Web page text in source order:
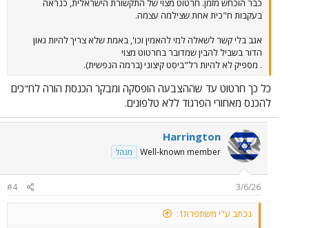
כבר הוכחש מזמן. חרטוט מצוי של התקשורת הישראלית, כנראה
בעקבות ח"כית אחת שצילמה עצמה.
אגב בלי קשר לשאלה למי להאמין וכו', באמת שלא צריך להיות גאון
הדור בשביל להבין שמדובר בחרטוט מצוי
. מספיק לא להיות רל"ביסט קיצוני (ברמה הנפשית).
כל כך חרטוט עד שההצבעה הופסקה ומבקר הכנסת הורה לח"כים
להכנס מאחורי הפרגוד ללא טלפונים.
Harrington
Well-known member מנהל
3/6/26
#4
נכתב ע"י משתפרת1: